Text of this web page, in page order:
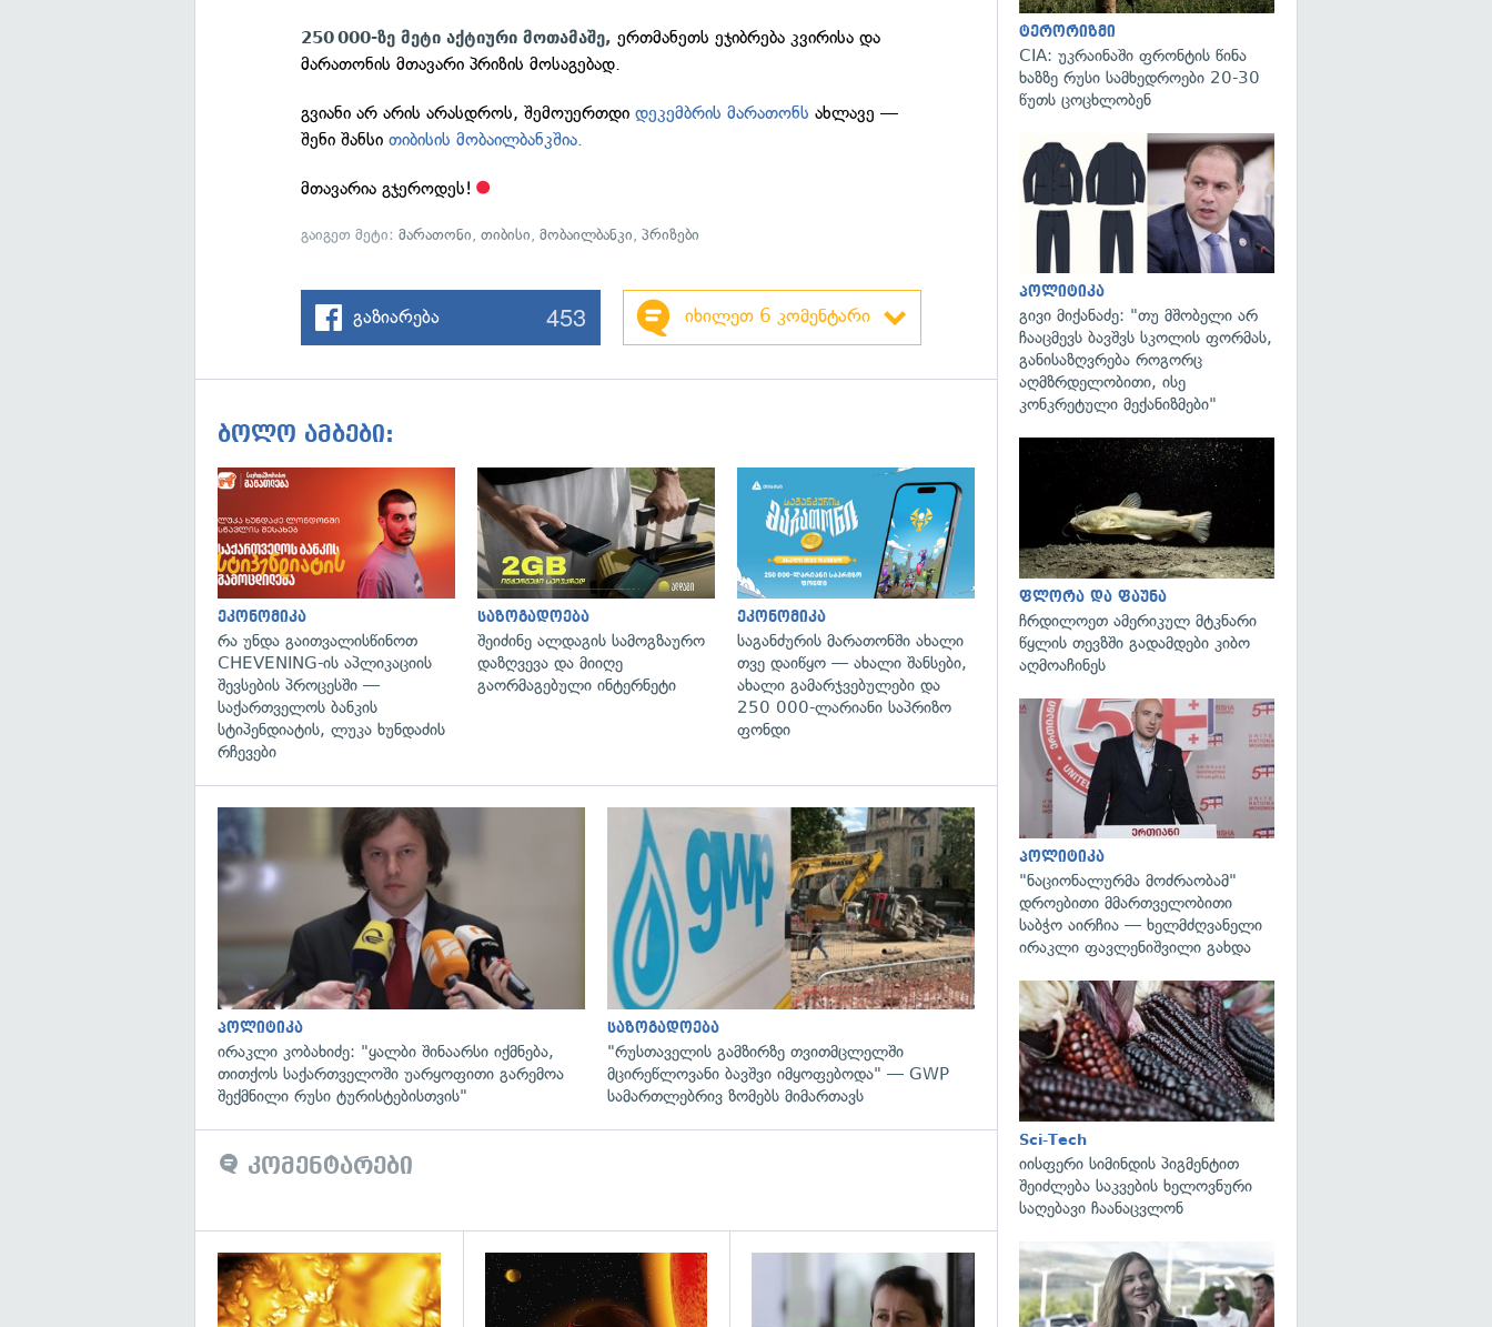
250 000-ზე მეტი აქტიური მოთამაშე, ერთმანეთს ეჯიბრება კვირისა და
მარათონის მთავარი პრიზის მოსაგებად.
გვიანი არ არის არასდროს, შემოუერთდიდეკემბრის მარათონსახლავე —
შენი შანსი თიბისის მობაილბანკშია.
მთავარია გჯეროდეს!
გაიგეთ მეტი:მარათონი,თიბისი,მობაილბანკი,პრიზები
გაზიარება 453 იხილეთ 6 კომენტარი
ბოლო ამბები:
ეკონომიკა
რა უნდა გაითვალისწინოთ
CHEVENING-ის აპლიკაციის
შევსების პროცესში —
საქართველოს ბანკის
სტიპენდიატის, ლუკა ხუნდაძის
რჩევები
საზოგადოება
შეიძინე ალდაგის სამოგზაურო
დაზღვევა და მიიღე
გაორმაგებული ინტერნეტი
ეკონომიკა
საგანძურის მარათონში ახალი
თვე დაიწყო — ახალი შანსები,
ახალი გამარჯვებულები და
250 000-ლარიანი საპრიზო
ფონდი
გადახედვა
პოლიტიკა
ირაკლი კობახიძე: "ყალბი შინაარსი იქმნება,
თითქოს საქართველოში უარყოფითი გარემოა
შექმნილი რუსი ტურისტებისთვის"
გადახედვა
საზოგადოება
"რუსთაველის გამზირზე თვითმცლელში
მცირეწლოვანი ბავშვი იმყოფებოდა" — GWP
სამართლებრივ ზომებს მიმართავს
კომენტარები
გადახედვა გადახედვა
ტერორიზმი
CIA: უკრაინაში ფრონტის წინა
ხაზზე რუსი სამხედროები 20-30
წუთს ცოცხლობენ
პოლიტიკა
გივი მიქანაძე: "თუ მშობელი არ
ჩააცმევს ბავშვს სკოლის ფორმას,
განისაზღვრება როგორც
აღმზრდელობითი, ისე
კონკრეტული მექანიზმები"
ფლორა და ფაუნა
ჩრდილოეთ ამერიკულ მტკნარი
წყლის თევზში გადამდები კიბო
აღმოაჩინეს
პოლიტიკა
"ნაციონალურმა მოძრაობამ"
დროებითი მმართველობითი
საბჭო აირჩია — ხელმძღვანელი
ირაკლი ფავლენიშვილი გახდა
Sci-Tech
იისფერი სიმინდის პიგმენტით
შეიძლება საკვების ხელოვნური
საღებავი ჩაანაცვლონ